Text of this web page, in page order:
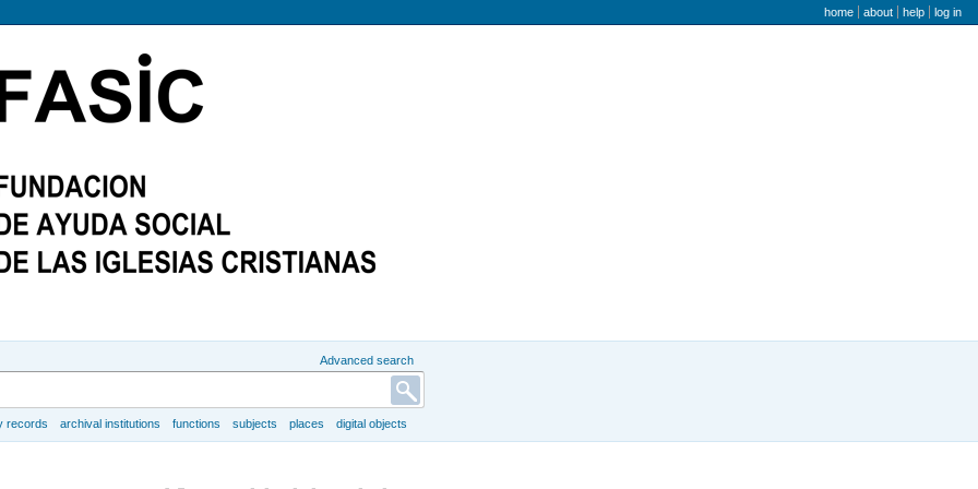
user menu
home about help log in
Advanced search
records archival institutions functions subjects places digital objects